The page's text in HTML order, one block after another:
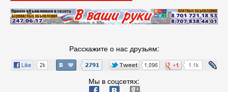
Расскажите о нас друзьям:
Мы в соцсетях: